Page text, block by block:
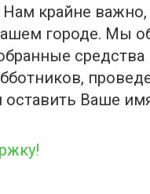
Нам крайне
городе. Мы
средства
Ваше